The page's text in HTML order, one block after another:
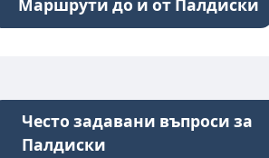
Маршрути до и от Палдиски
Често задавани въпроси за
Палдиски